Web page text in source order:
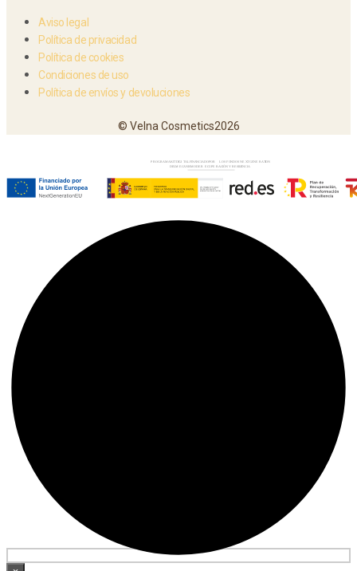
Aviso legal
Política de privacidad
Política de cookies
Condiciones de uso
Política de envíos y devoluciones
© Velna Cosmetics2026